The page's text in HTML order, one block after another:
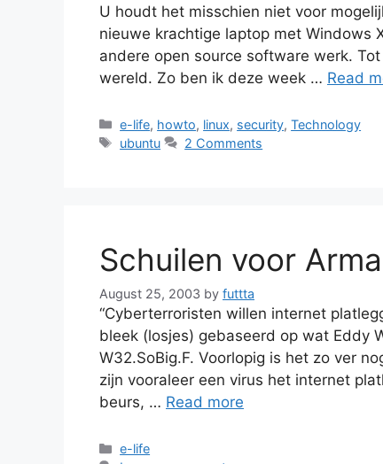
U houdt het misschien niet voor
nieuwe krachtige laptop met Windows
andere open source software werk.
wereld. Zo ben ik deze week … Read
Categories
e-life, howto, linux, security,Technology
Tags
ubuntu 2 Comments
Schuilen voor
August 25, 2003 by futtta
“Cyberterroristen willen internet
bleek (losjes) gebaseerd op wat Eddy
W32.SoBig.F. Voorlopig is het zo ver
zijn vooraleer een virus het internet
beurs, … Read more
Categories
e-life